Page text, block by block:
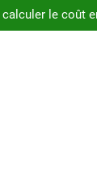
le coût
pour